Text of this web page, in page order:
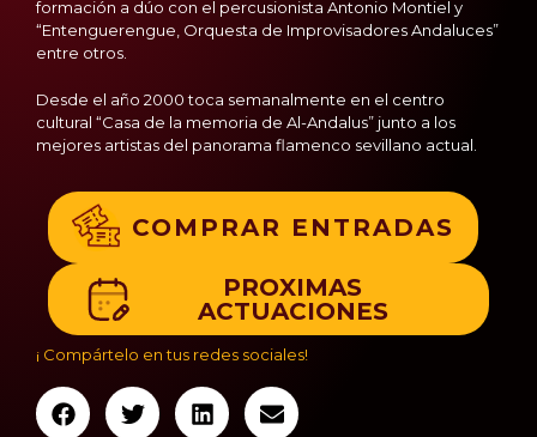
formación a dúo con el percusionista Antonio Montiel y
“Entenguerengue, Orquesta de Improvisadores Andaluces”
entre otros.
Desde el año 2000 toca semanalmente en el centro
cultural “Casa de la memoria de Al-Andalus” junto a los
mejores artistas del panorama flamenco sevillano actual.
COMPRAR ENTRADAS
PROXIMAS
ACTUACIONES
¡ Compártelo en tus redes sociales!